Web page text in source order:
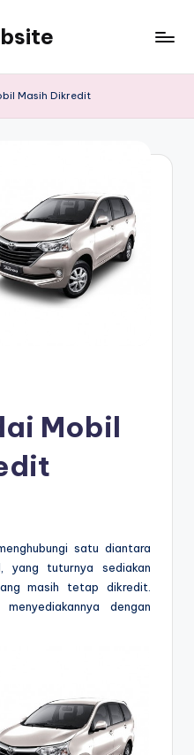
Masih Dikredit
Mobil
satu diantara
yang tuturnya sediakan
masih tetap dikredit.
dengan